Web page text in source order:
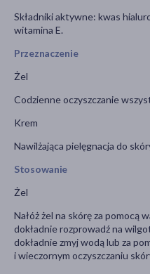
Składniki aktywne: kwas
witamina E.
Przeznaczenie
Żel
Codzienne oczyszczanie
Krem
Nawilżająca pielęgnacja do
Stosowanie
Żel
Nałóż żel na skórę za pomocą
dokładnie rozprowadź na
dokładnie zmyj wodą lub za
i wieczornym oczyszczaniu